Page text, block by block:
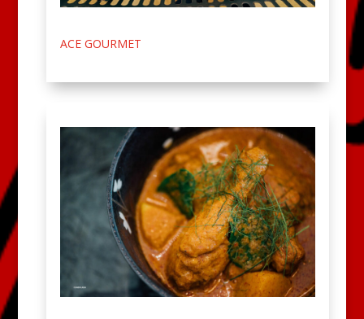
ACE GOURMET